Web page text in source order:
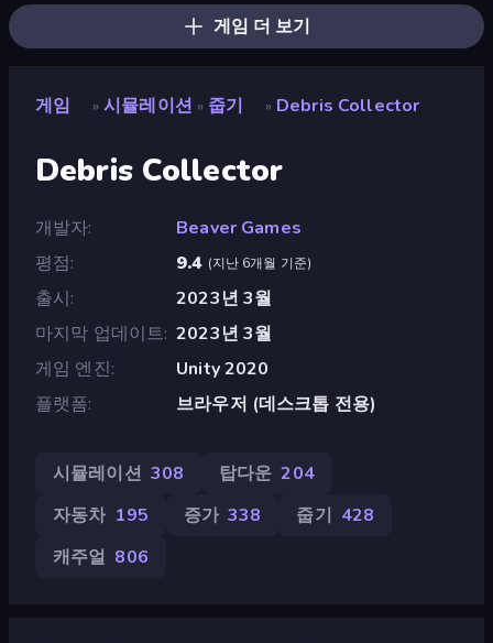
게임 더 보기
게임 » 시뮬레이션 » 줍기 » Debris Collector
Debris Collector
개발자
Beaver Games
평점
9.4 (지난 6개월 기준)
출시
2023년 3월
마지막 업데이트 2023년 3월
게임 엔진
Unity 2020
플랫폼
브라우저 (데스크톱 전용)
시뮬레이션 308 탑다운 204
자동차 195 증가 338 줍기 428
캐주얼 806